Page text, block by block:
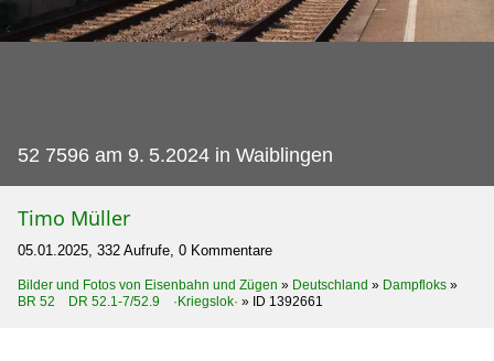
52 7596 am 9. 5.2024 in Waiblingen
Timo Müller
05.01.2025, 332 Aufrufe, 0 Kommentare
Bilder und Fotos von Eisenbahn und Zügen » Deutschland » Dampfloks »
BR 52 DR 52.1-7/52.9 ·Kriegslok· » ID 1392661